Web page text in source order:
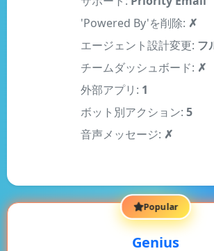
'Powered By'を削除:✗
エージェント設計変更:
チームダッシュボード: ✗
外部アプリ:1
ボット別アクション:
音声メッセージ:✗
Popular
Genius